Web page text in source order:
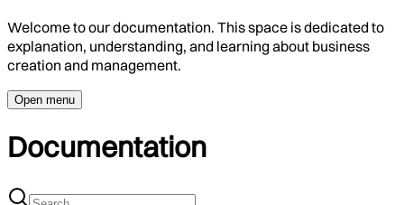
Welcome to our documentation. This space is dedicated to
explanation, understanding, and learning about business
creation and management.
Open menu
Documentation